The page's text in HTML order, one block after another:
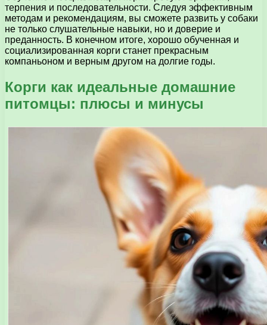
терпения и последовательности. Следуя эффективным
методам и рекомендациям, вы сможете развить у собаки
не только слушательные навыки, но и доверие и
преданность. В конечном итоге, хорошо обученная и
социализированная корги станет прекрасным
компаньоном и верным другом на долгие годы.
Корги как идеальные домашние
питомцы: плюсы и минусы